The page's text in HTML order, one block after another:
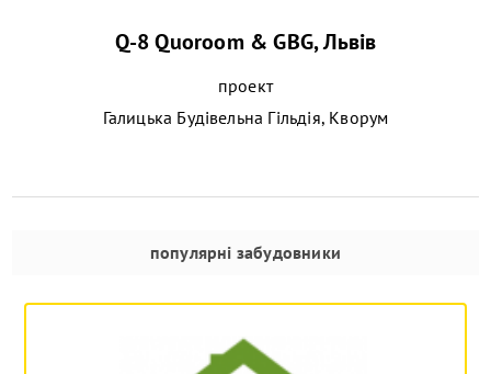
Q-8 Quoroom & GBG, Львів
проект
Галицька Будівельна Гільдія, Кворум
популярні забудовники